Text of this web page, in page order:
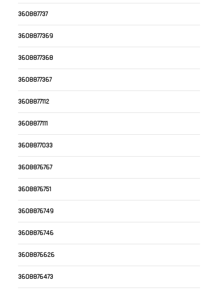
360887737
3608877369
3608877368
3608877367
3608877112
3608877111
3608877033
3608876767
3608876751
3608876749
3608876746
3608876626
3608876473